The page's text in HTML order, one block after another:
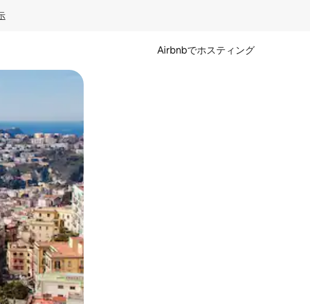
Airbnbでホスティング
することができます。